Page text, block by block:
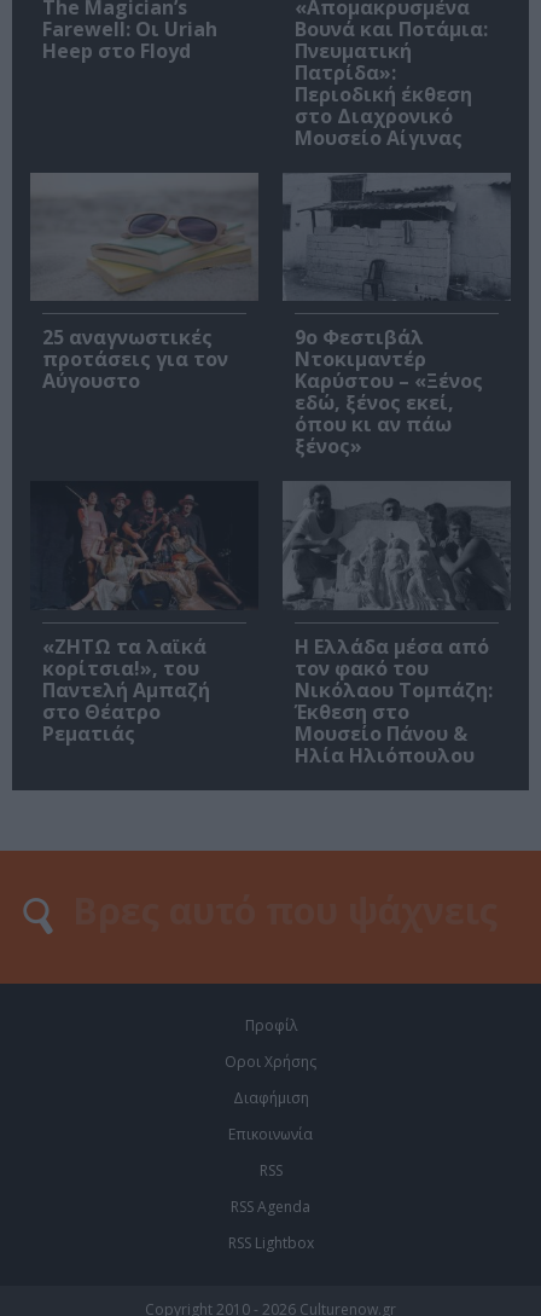
The Magician’s
Farewell: Οι Uriah
Heep στο Floyd
«Απομακρυσμένα
Βουνά και Ποτάμια:
Πνευματική
Πατρίδα»:
Περιοδική έκθεση
στο Διαχρονικό
Μουσείο Αίγινας
25 αναγνωστικές
προτάσεις για τον
Αύγουστο
9ο Φεστιβάλ
Ντοκιμαντέρ
Καρύστου – «Ξένος
εδώ, ξένος εκεί,
όπου κι αν πάω
ξένος»
«ΖΗΤΩ τα λαϊκά
κορίτσια!», του
Παντελή Αμπαζή
στο Θέατρο
Ρεματιάς
Η Ελλάδα μέσα από
τον φακό του
Νικόλαου Τομπάζη:
Έκθεση στο
Μουσείο Πάνου &
Ηλία Ηλιόπουλου
Προφίλ
Οροι Χρήσης
Διαφήμιση
Επικοινωνία
RSS
RSS Agenda
RSS Lightbox
Copyright 2010 - 2026 Culturenow.gr